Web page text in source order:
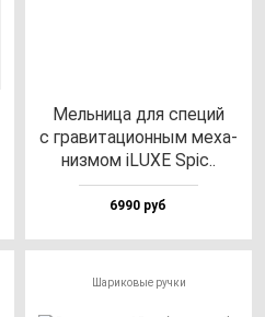
Мель­ни­ца для спе­ций
с гра­ви­та­ци­он­ным ме­ха­
низ­мом iLUXE Spic..
6990 руб
Шариковые ручки